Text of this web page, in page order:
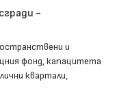
-
и
фонд, капацитета
квартали,